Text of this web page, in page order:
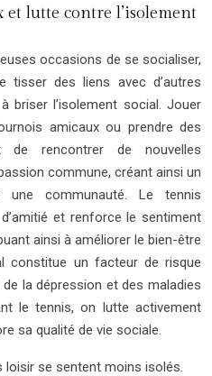
et lutte contre l’isolement
occasions de se socialiser,
des liens avec d’autres
briser l’isolement social. Jouer
amicaux ou prendre des
de rencontrer de nouvelles
commune, créant ainsi un
une communauté. Le tennis
et renforce le sentiment
ainsi à améliorer le bien-être
constitue un facteur de risque
la dépression et des maladies
le tennis, on lutte activement
sa qualité de vie sociale.
loisir se sentent moins isolés.